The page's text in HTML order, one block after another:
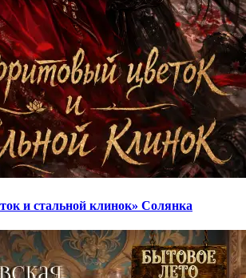
и стальной клинок» Солянка